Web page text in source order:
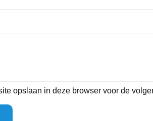
opslaan in deze browser voor de